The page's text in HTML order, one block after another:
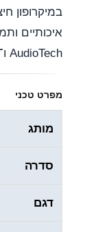
AudioTech ו־Windows Sonic Spatial Audio.
מפרט טכני
מותג
סדרה
דגם